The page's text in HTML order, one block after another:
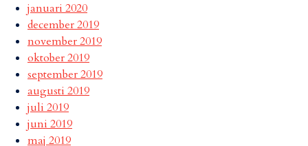
januari 2020
december 2019
november 2019
oktober 2019
september 2019
augusti 2019
juli 2019
juni 2019
maj 2019